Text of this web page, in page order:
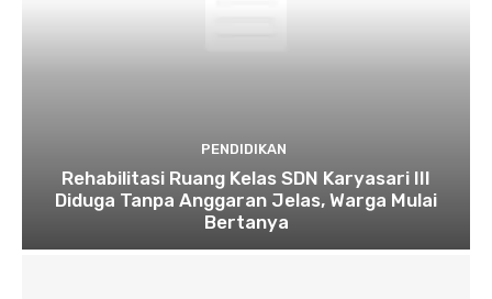
PENDIDIKAN
Rehabilitasi Ruang Kelas SDN Karyasari III
Diduga Tanpa Anggaran Jelas, Warga Mulai
Bertanya